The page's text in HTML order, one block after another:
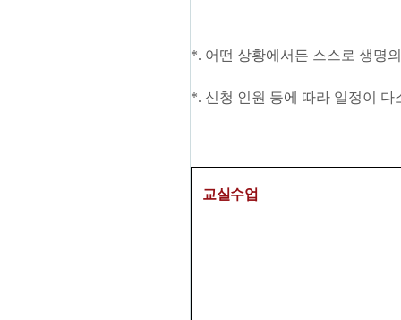
*. 어떤 상황에서든 스스로 생명
*. 신청 인원 등에 따라 일정이 다
교실수업